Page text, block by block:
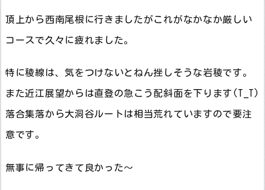
頂上から西南尾根に行きましたがこれがなかなか厳しい
コースで久々に疲れました。
特に稜線は、気をつけないとねん挫しそうな岩稜です。
また近江展望からは直登の急こう配斜面を下ります(T_T)
落合集落から大洞谷ルートは相当荒れていますので要注
意です。
無事に帰ってきて良かった～